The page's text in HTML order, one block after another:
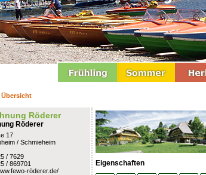
Übersicht
Röderer
Röderer
17
/ Schmieheim
/ 7629
/ 869701
röderer.de/
Eigenschaften